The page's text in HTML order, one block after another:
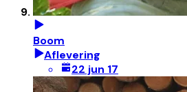
Boom
Aflevering
22 jun 17